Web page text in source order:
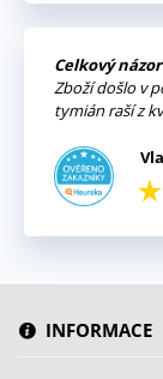
Celkový
Zboží došlo v
tymián raší z
INFORMACE